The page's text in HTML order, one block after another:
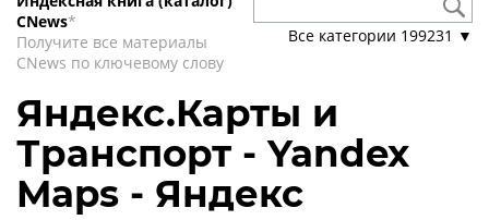
CNews*
Получите все материалы
CNews по ключевому слову
Все категории 199231 ▼
Яндекс.Карты и
Транспорт - Yandex
Maps - Яндекс